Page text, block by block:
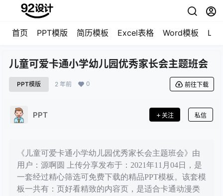
首页 PPT模版 简历模板 Excel表格 Word模板
儿童可爱卡通小学幼儿园优秀家长会主题班会
PPT模版 2 年前 0 前往下载
PPT 关注 私信
《儿童可爱卡通小学幼儿园优秀家长会主题班会》由
用户：源啊圆 上传分享发布于：2021年11月04日，是
一套经过精心筛选可免费下载的精品PPT模板。该套模
板一共有：页好看精致的内容页，是适合卡通动漫类